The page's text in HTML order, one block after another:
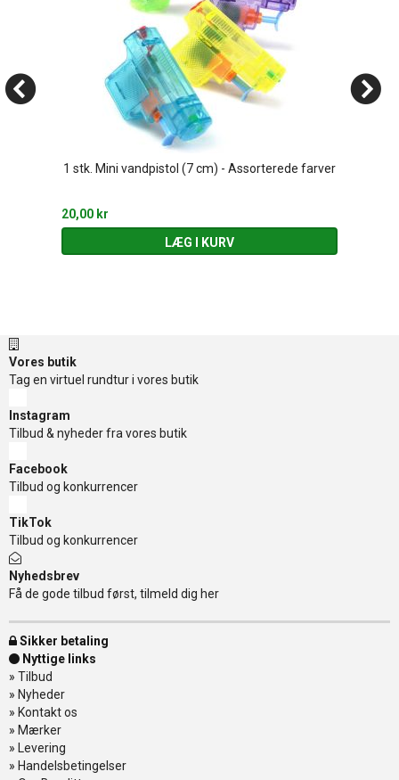
1 stk. Mini vandpistol (7 cm) - Assorterede farver
20,00 kr
LÆG I KURV
Vores butik
Tag en virtuel rundtur i vores butik
Instagram
Tilbud & nyheder fra vores butik
Facebook
Tilbud og konkurrencer
TikTok
Tilbud og konkurrencer
Nyhedsbrev
Få de gode tilbud først, tilmeld dig her
Sikker betaling
Nyttige links
» Tilbud
» Nyheder
» Kontakt os
» Mærker
» Levering
» Handelsbetingelser